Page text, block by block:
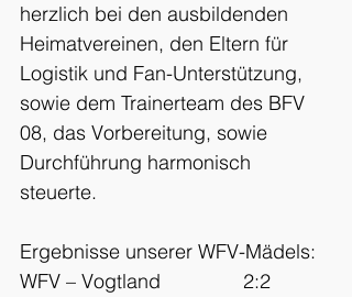
herzlich bei den ausbildenden
Heimatvereinen, den Eltern für
Logistik und Fan-Unterstützung,
sowie dem Trainerteam des BFV
08, das Vorbereitung, sowie
Durchführung harmonisch
steuerte.
Ergebnisse unserer WFV-Mädels:
WFV – Vogtland               2:2